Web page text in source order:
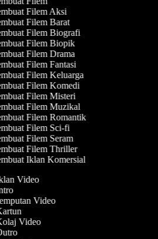
Filem Aksi
Filem Barat
Filem Biografi
Filem Biopik
Filem Drama
Filem Fantasi
Filem Keluarga
Filem Komedi
Filem Misteri
Filem Muzikal
Filem Romantik
Filem Sci-fi
Filem Seram
Filem Thriller
Iklan Komersial
Video
Video
Video